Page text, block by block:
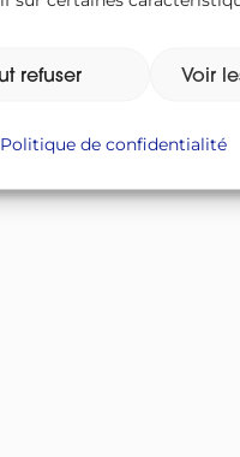
refuser Voir
Politique de confidentialité